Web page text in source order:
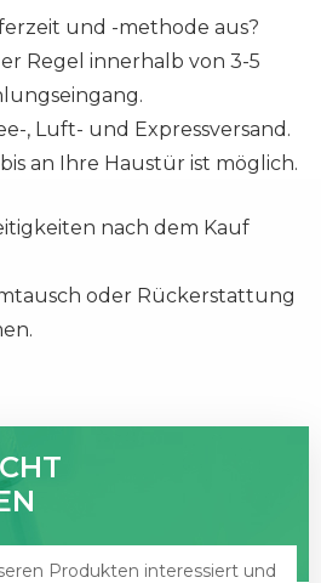
und -methode aus?
Regel innerhalb von 3-5
, Luft- und Expressversand.
an Ihre Haustür ist möglich.
nach dem Kauf
oder Rückerstattung
Produkten interessiert und